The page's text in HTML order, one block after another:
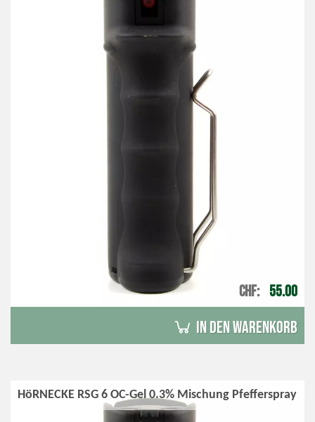
CHF 55.00
in den Warenkorb
HöRNECKE RSG 6 OC-Gel 0.3% Mischung Pfefferspray